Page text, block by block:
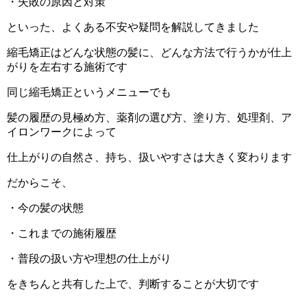
といった、よくある不安や疑問を解説してきました
縮毛矯正はどんな状態の髪に、どんな方法で行うかが仕上
がりを左右する施術です
同じ縮毛矯正というメニューでも
髪の履歴の見極め方、薬剤の選び方、塗り方、処理剤、ア
イロンワークによって
仕上がりの自然さ、持ち、扱いやすさは大きく変わります
だからこそ、
・今の髪の状態
・これまでの施術履歴
・普段の扱い方や理想の仕上がり
をきちんと共有した上で、判断することが大切です